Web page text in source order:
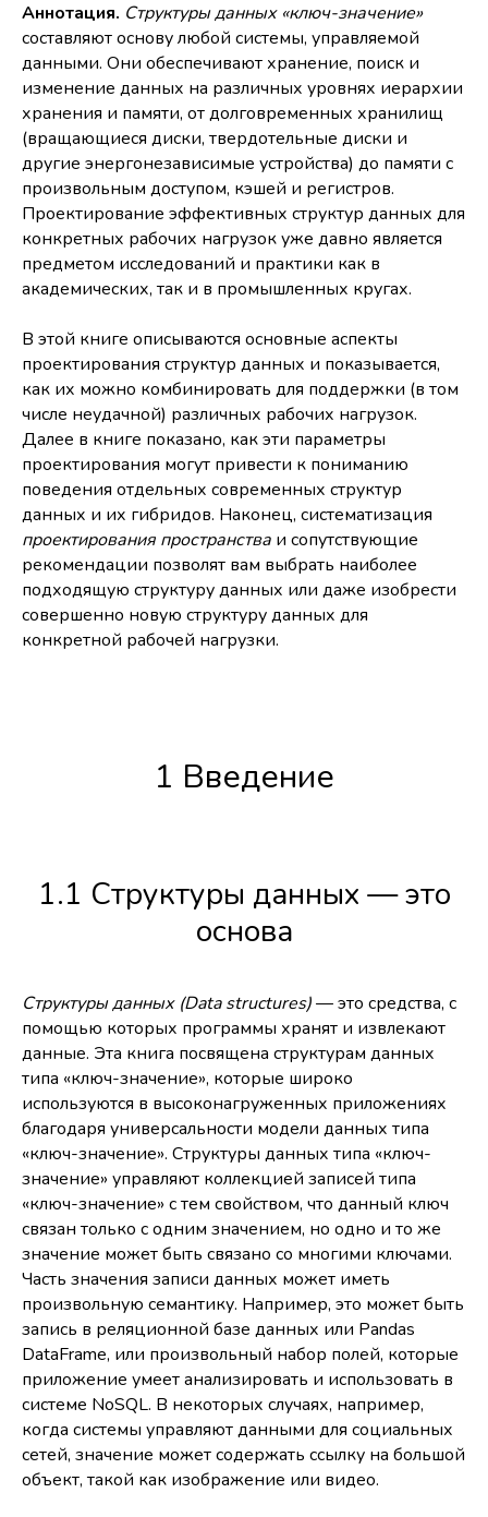
Аннотация. Структуры данных «ключ-значение»
составляют основу любой системы, управляемой
данными. Они обеспечивают хранение, поиск и
изменение данных на различных уровнях иерархии
хранения и памяти, от долговременных хранилищ
(вращающиеся диски, твердотельные диски и
другие энергонезависимые устройства) до памяти с
произвольным доступом, кэшей и регистров.
Проектирование эффективных структур данных для
конкретных рабочих нагрузок уже давно является
предметом исследований и практики как в
академических, так и в промышленных кругах.
В этой книге описываются основные аспекты
проектирования структур данных и показывается,
как их можно комбинировать для поддержки (в том
числе неудачной) различных рабочих нагрузок.
Далее в книге показано, как эти параметры
проектирования могут привести к пониманию
поведения отдельных современных структур
данных и их гибридов. Наконец, систематизация
проектирования пространства и сопутствующие
рекомендации позволят вам выбрать наиболее
подходящую структуру данных или даже изобрести
совершенно новую структуру данных для
конкретной рабочей нагрузки.
1 Введение
1.1 Структуры данных — это
основа
Структуры данных (Data structures)— это средства, с
помощью которых программы хранят и извлекают
данные. Эта книга посвящена структурам данных
типа «ключ-значение», которые широко
используются в высоконагруженных приложениях
благодаря универсальности модели данных типа
«ключ-значение». Структуры данных типа «ключ-
значение» управляют коллекцией записей типа
«ключ-значение» с тем свойством, что данный ключ
связан только с одним значением, но одно и то же
значение может быть связано со многими ключами.
Часть значения записи данных может иметь
произвольную семантику. Например, это может быть
запись в реляционной базе данных или Pandas
DataFrame, или произвольный набор полей, которые
приложение умеет анализировать и использовать в
системе NoSQL. В некоторых случаях, например,
когда системы управляют данными для социальных
сетей, значение может содержать ссылку на большой
объект, такой как изображение или видео.